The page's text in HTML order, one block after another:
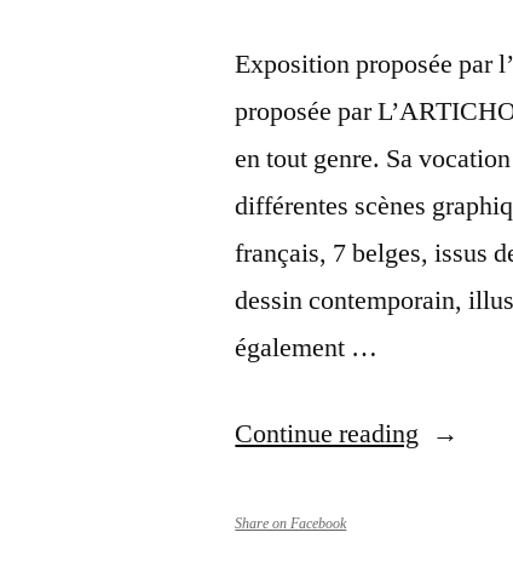
Exposition proposée par
proposée par
en tout genre. Sa
différentes scènes
français, 7 belges, issus
dessin contemporain,
également …
Continue reading
Share on Facebook